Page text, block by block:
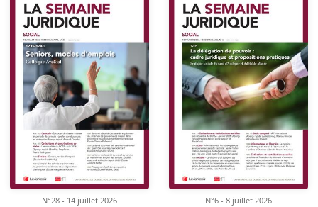
N°28 - 14 juillet 2026 N°6 - 8 juillet 2026